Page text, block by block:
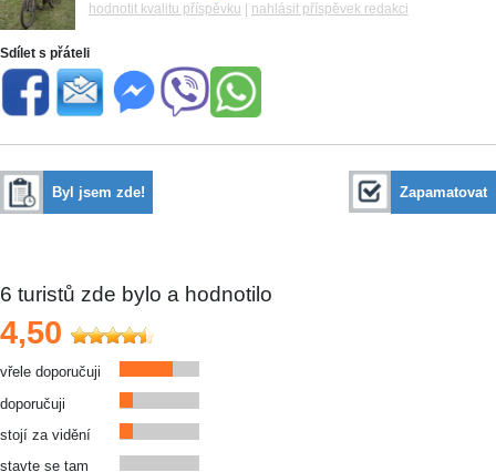
hodnotit kvalitu příspěvku
nahlásit příspěvek redakci
Sdílet s přáteli
Byl jsem zde! Zapamatovat
6 turistů zde bylo a hodnotilo
4,50
vřele doporučuji
doporučuji
stojí za vidění
stavte se tam